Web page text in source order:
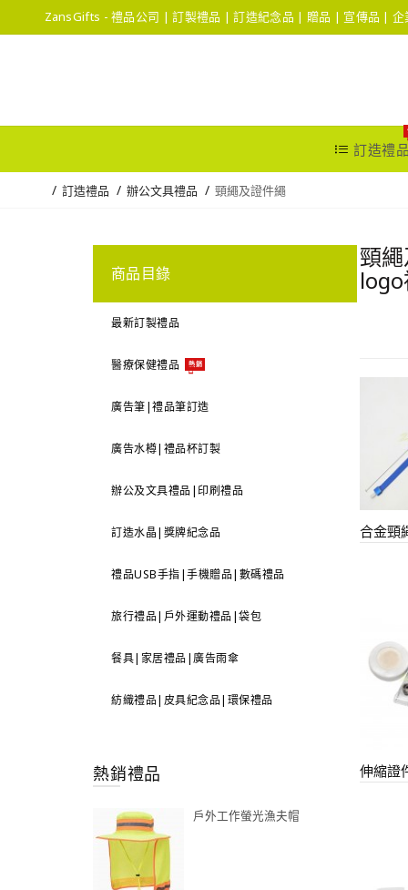
ZansGifts - 禮品公司 | 訂製禮品 | 訂造紀念品 | 贈品 | 宣傳品 |
訂造禮
訂造禮品 辦公文具禮品 頸繩及證件繩
商品目錄
最新訂製禮品
醫療保健禮品 熱銷
廣告筆|禮品筆訂造
廣告水樽|禮品杯訂製
辦公及文具禮品|印刷禮品
訂造水晶|獎牌紀念品
禮品USB手指|手機贈品|數碼禮品
旅行禮品|戶外運動禮品|袋包
餐具|家居禮品|廣告雨傘
紡織禮品|皮具紀念品|環保禮品
熱銷禮品
戶外工作螢光漁夫帽
頸
合金頸
伸縮證